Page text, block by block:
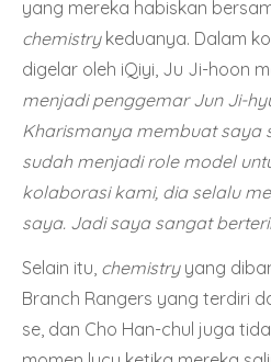
yang mereka habiskan
chemistry keduanya. Dalam
digelar oleh iQiyi, Ju Ji-hoon
menjadi penggemar Jun Ji-
Kharismanya membuat saya
sudah menjadi role model
kolaborasi kami, dia selalu
saya. Jadi saya sangat
Selain itu, chemistry yang
Branch Rangers yang terdiri
se, dan Cho Han-chul juga